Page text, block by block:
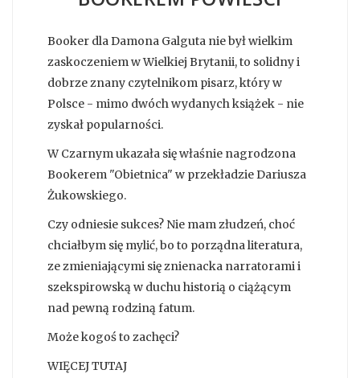
Booker dla Damona Galguta nie był wielkim
zaskoczeniem w Wielkiej Brytanii, to solidny i
dobrze znany czytelnikom pisarz, który w
Polsce - mimo dwóch wydanych książek - nie
zyskał popularności.
W Czarnym ukazała się właśnie nagrodzona
Bookerem "Obietnica" w przekładzie Dariusza
Żukowskiego.
Czy odniesie sukces? Nie mam złudzeń, choć
chciałbym się mylić, bo to porządna literatura,
ze zmieniającymi się znienacka narratorami i
szekspirowską w duchu historią o ciążącym
nad pewną rodziną fatum.
Może kogoś to zachęci?
WIĘCEJ TUTAJ